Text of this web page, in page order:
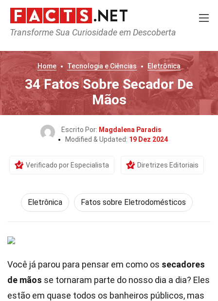
Transforme Sua Curiosidade em Descoberta
Home Tecnologia e Ciências Eletrônica
34 Fatos Sobre Secador De
Mãos
Escrito Por: Magdalena Paradis
Modified & Updated: 19 Dez 2024
Verificado por Especialista Diretrizes Editoriais
Eletrônica Fatos sobre Eletrodomésticos
Você já parou para pensar em como os secadores
de mãos se tornaram parte do nosso dia a dia? Eles
estão em quase todos os banheiros públicos, mas